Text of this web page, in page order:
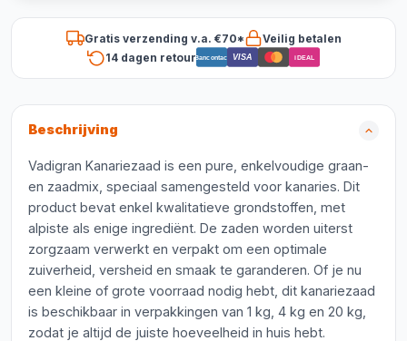
Gratis verzending v.a. €70*
Veilig betalen
14 dagen retourBancontact VISA iDEAL
Beschrijving
Vadigran Kanariezaad is een pure, enkelvoudige graan-
en zaadmix, speciaal samengesteld voor kanaries. Dit
product bevat enkel kwalitatieve grondstoffen, met
alpiste als enige ingrediënt. De zaden worden uiterst
zorgzaam verwerkt en verpakt om een optimale
zuiverheid, versheid en smaak te garanderen. Of je nu
een kleine of grote voorraad nodig hebt, dit kanariezaad
is beschikbaar in verpakkingen van 1 kg, 4 kg en 20 kg,
zodat je altijd de juiste hoeveelheid in huis hebt.